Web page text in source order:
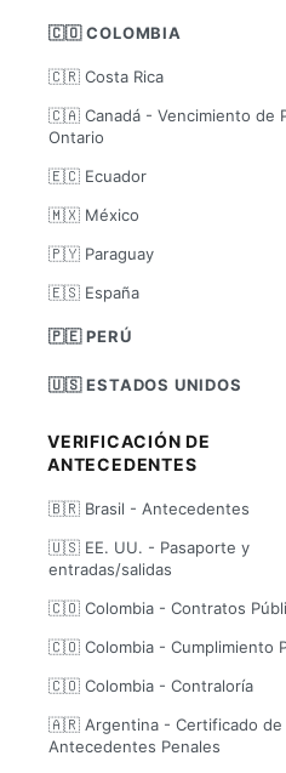
🇨🇴 COLOMBIA
🇨🇷 Costa Rica
🇨🇦 Canadá - Vencimiento de
Ontario
🇪🇨 Ecuador
🇲🇽 México
🇵🇾 Paraguay
🇪🇸 España
🇵🇪 PERÚ
🇺🇸 ESTADOS UNIDOS
VERIFICACIÓN DE
ANTECEDENTES
🇧🇷 Brasil - Antecedentes
🇺🇸 EE. UU. - Pasaporte y
entradas/salidas
🇨🇴 Colombia - Contratos
🇨🇴 Colombia - Cumplimiento
🇨🇴 Colombia - Contraloría
🇦🇷 Argentina - Certificado de
Antecedentes Penales